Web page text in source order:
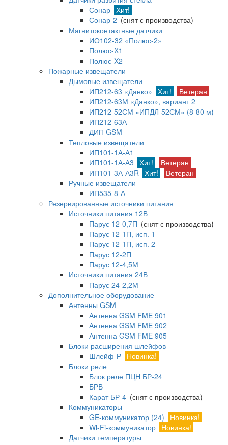
Сонар Хит!
Сонар-2 (снят с производства)
Магнитоконтактные датчики
ИО102-32 «Полюс-2»
Полюс-X1
Полюс-X2
Пожарные извещатели
Дымовые извещатели
ИП212-63 «Данко» Хит!
Ветеран
ИП212-63М «Данко», вариант 2
ИП212-52СМ «ИПДЛ-52СМ» (8-80 м)
ИП212-63А
ДИП GSM
Тепловые извещатели
ИП101-1А-А1
ИП101-1А-А3 Хит!
Ветеран
ИП101-3А-А3R Хит!
Ветеран
Ручные извещатели
ИП535-8-А
Резервированные источники питания
Источники питания 12В
Парус 12-0,7П (снят с производства)
Парус 12-1П, исп. 1
Парус 12-1П, исп. 2
Парус 12-2П
Парус 12-4,5М
Источники питания 24В
Парус 24-2,2М
Дополнительное оборудование
Антенны GSM
Антенна GSM FME 901
Антенна GSM FME 902
Антенна GSM FME 905
Блоки расширения шлейфов
Шлейф-Р Новинка!
Блоки реле
Блок реле ПЦН БР-24
БРВ
Карат БР-4 (снят с производства)
Коммуникаторы
GE-коммуникатор (24)
Новинка!
Wi-Fi-коммуникатор Новинка!
Датчики температуры